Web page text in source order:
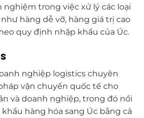
trong việc xử lý các loại
hàng dễ vỡ, hàng giá trị cao
quy định nhập khẩu của Úc.
nghiệp logistics chuyên
vận chuyển quốc tế cho
và doanh nghiệp, trong đó nổi
hàng hóa sang Úc bằng cả